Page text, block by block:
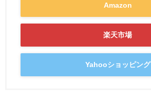
Amazon
楽天市場
Yahooショッピング